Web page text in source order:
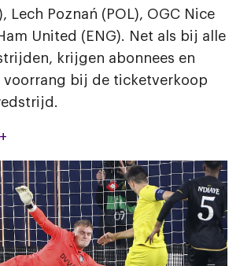
Lech Poznań (POL), OGC Nice
United (ENG). Net als bij alle
krijgen abonnees en
voorrang bij de ticketverkoop